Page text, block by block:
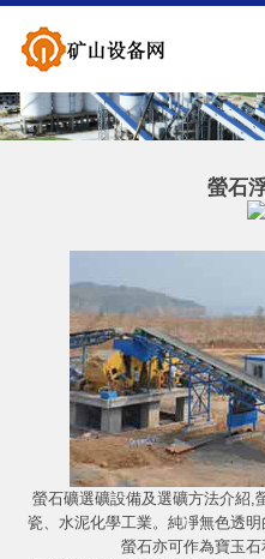
螢石
螢石礦選礦設備及選礦方法介紹,
瓷、水泥化學工業。純凈無色透
螢石亦可作為寶玉石